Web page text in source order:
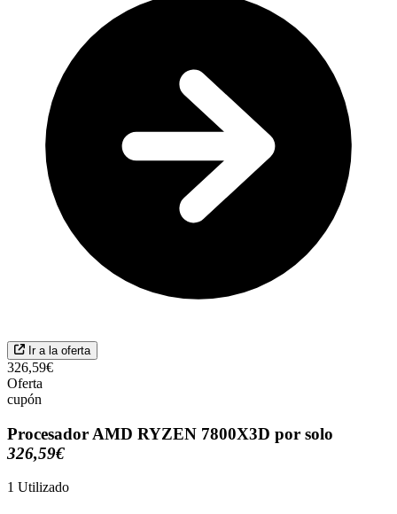
Ir a la oferta
326,59€
Oferta
cupón
Procesador AMD RYZEN 7800X3D por solo
326,59€
1 Utilizado